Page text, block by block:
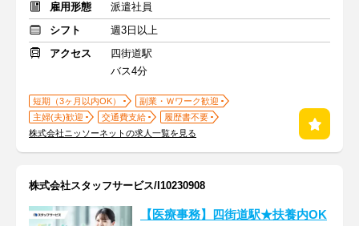
雇用形態
派遣社員
シフト
週3日以上
アクセス
四街道駅
バス4分
短期（3ヶ月以内OK）
副業・Ｗワーク歓迎
主婦(夫)歓迎
交通費支給
履歴書不要
株式会社ニッソーネットの求人一覧を見る
株式会社スタッフサービス/I10230908
【医療事務】四街道駅★扶養内OK